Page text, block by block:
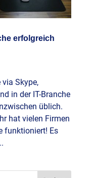
erfolgreich
Skype,
in der IT-Branche
üblich.
hat vielen Firmen
funktioniert! Es